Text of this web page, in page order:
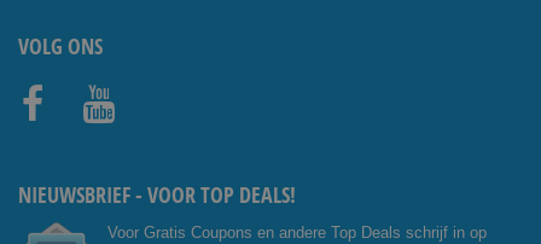
VOLG ONS
NIEUWSBRIEF - VOOR TOP DEALS!
Voor Gratis Coupons en andere Top Deals schrijf in op